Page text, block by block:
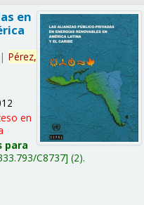
en
| Pérez,
en
para
C8737 (2).